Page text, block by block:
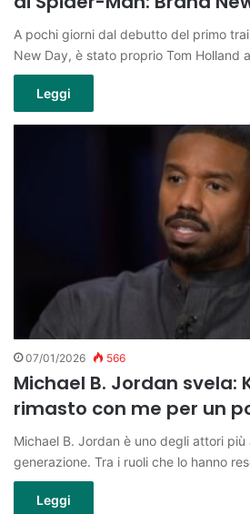
A pochi giorni dal debutto del primo
New Day, è stato proprio Tom Holland
Leggi
07/01/2026 566
Michael B. Jordan svela:
rimasto con me per un
Michael B. Jordan è uno degli attori
generazione. Tra i ruoli che lo hanno
Leggi